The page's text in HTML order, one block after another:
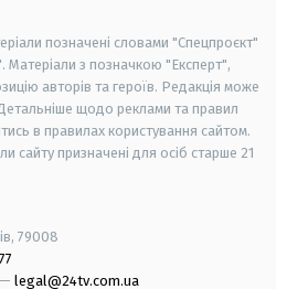
позначені словами "Спецпроєкт"
Матеріали з позначкою "Експерт",
авторів та героїв. Редакція може
Детальніше щодо реклами та правил
в правилах користування сайтом.
сайту призначені для осіб старше 21
79008
legal@24tv.com.ua